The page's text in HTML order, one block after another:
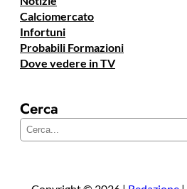
Calciomercato
Infortuni
Probabili Formazioni
Dove vedere in TV
Cerca
e